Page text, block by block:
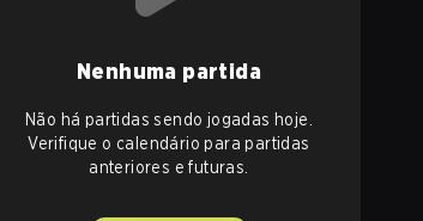
Nenhuma partida
Não há partidas sendo jogadas hoje.
Verifique o calendário para partidas
anteriores e futuras.